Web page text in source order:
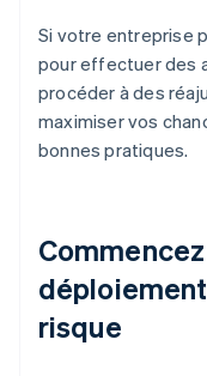
Si votre entreprise
pour effectuer des
procéder à des
maximiser vos
bonnes pratiques.
risque